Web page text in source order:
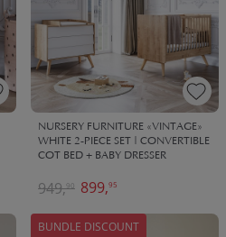
NURSERY FURNITURE «VINTAGE»
WHITE 2-PIECE SET | CONVERTIBLE
COT BED + BABY DRESSER
899,95
949,90
BUNDLE DISCOUNT